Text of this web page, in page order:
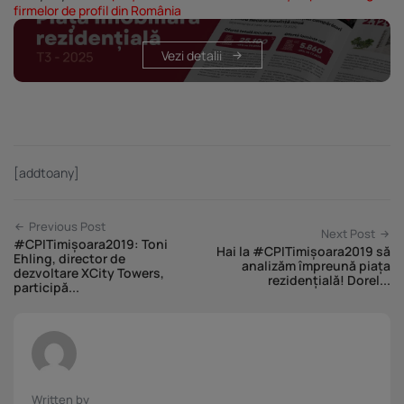
firmelor de profil din România
Vezi detalii
[addtoany]
Previous Post
#CPITimișoara2019: Toni
Ehling, director de
dezvoltare XCity Towers,
participă...
Next Post
Hai la #CPITimișoara2019 să
analizăm împreună piața
rezidențială! Dorel...
Written by